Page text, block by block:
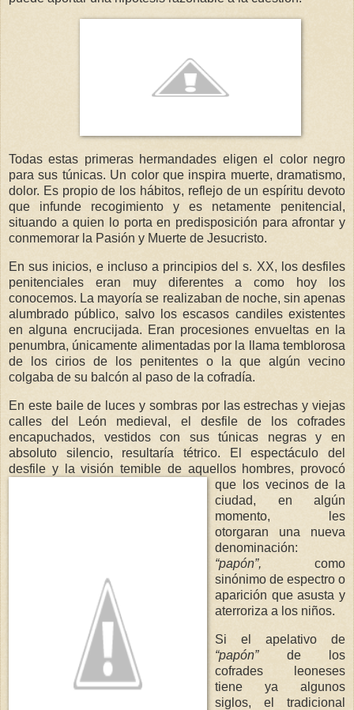
Todas estas primeras hermandades eligen el color negro
para sus túnicas. Un color que inspira muerte, dramatismo,
dolor. Es propio de los hábitos, reflejo de un espíritu devoto
que infunde recogimiento y es netamente penitencial,
situando a quien lo porta en predisposición para afrontar y
conmemorar la Pasión y Muerte de Jesucristo.
En sus inicios, e incluso a principios del s. XX, los desfiles
penitenciales eran muy diferentes a como hoy los
conocemos. La mayoría se realizaban de noche, sin apenas
alumbrado público, salvo los escasos candiles existentes
en alguna encrucijada. Eran procesiones envueltas en la
penumbra, únicamente alimentadas por la llama temblorosa
de los cirios de los penitentes o la que algún vecino
colgaba de su balcón al paso de la cofradía.
En este baile de luces y sombras por las estrechas y viejas
calles del León medieval, el desfile de los cofrades
encapuchados, vestidos con sus túnicas negras y en
absoluto silencio, resultaría tétrico. El espectáculo del
desfile y la visión temible de aquellos hombres, provocó
que los vecinos de la
ciudad, en algún
momento, les
otorgaran una nueva
denominación:
“papón”, como
sinónimo de espectro o
aparición que asusta y
aterroriza a los niños.
Si el apelativo de
“papón”de los
cofrades leoneses
tiene ya algunos
siglos, el tradicional